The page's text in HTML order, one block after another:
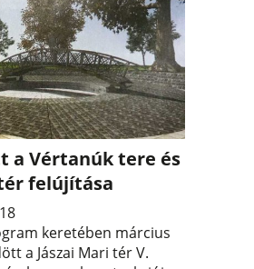
a Vértanúk tere és
felújítása
keretében március
a Jászai Mari tér V.